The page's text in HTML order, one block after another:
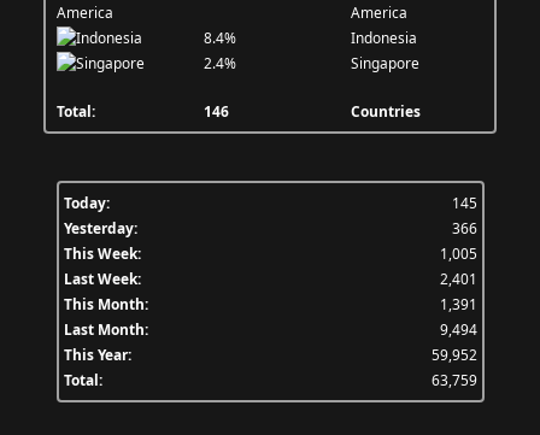
America
8.4%
Indonesia
2.4%
Singapore
Total: 146 Countries
Today:
145
Yesterday:
366
This Week:
1,005
Last Week:
2,401
This Month:
1,391
Last Month:
9,494
This Year:
59,952
Total:
63,759